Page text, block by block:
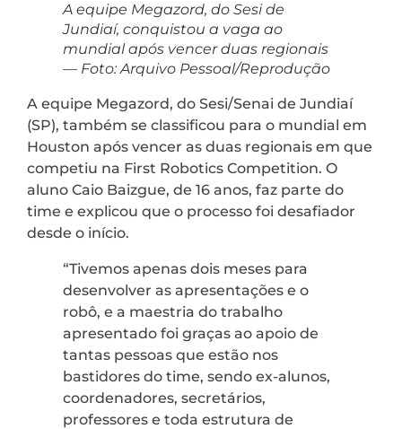
A equipe Megazord, do Sesi de
Jundiaí, conquistou a vaga ao
mundial após vencer duas regionais
— Foto: Arquivo Pessoal/Reprodução
A equipe Megazord, do Sesi/Senai de Jundiaí
(SP), também se classificou para o mundial em
Houston após vencer as duas regionais em que
competiu na First Robotics Competition. O
aluno Caio Baizgue, de 16 anos, faz parte do
time e explicou que o processo foi desafiador
desde o início.
“Tivemos apenas dois meses para
desenvolver as apresentações e o
robô, e a maestria do trabalho
apresentado foi graças ao apoio de
tantas pessoas que estão nos
bastidores do time, sendo ex-alunos,
coordenadores, secretários,
professores e toda estrutura de